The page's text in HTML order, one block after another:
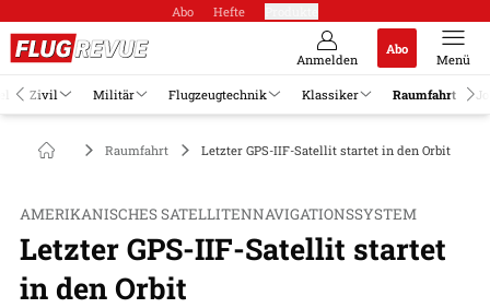
Abo Hefte
Anmelden
Abo
Menü
Zivil Militär Flugzeugtechnik Klassiker Raumfahrt
Raumfahrt Letzter GPS-IIF-Satellit startet in den Orbit
AMERIKANISCHES SATELLITENNAVIGATIONSSYSTEM
Letzter GPS-IIF-Satellit startet
in den Orbit